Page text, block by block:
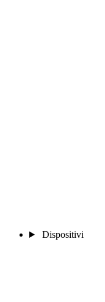
Dispositivi